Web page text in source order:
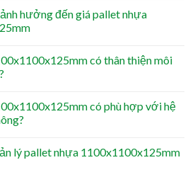
hưởng đến giá pallet nhựa
có thân thiện môi
có phù hợp với hệ
lý pallet nhựa 1100x1100x125mm